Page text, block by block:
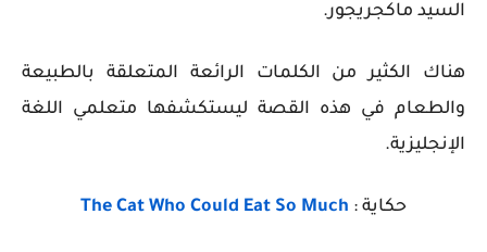
السيد ماكجريجور.
هناك الكثير من الكلمات الرائعة المتعلقة بالطبيعة
والطعام في هذه القصة ليستكشفها متعلمي اللغة
الإنجليزية.
حكاية : The Cat Who Could Eat So Much